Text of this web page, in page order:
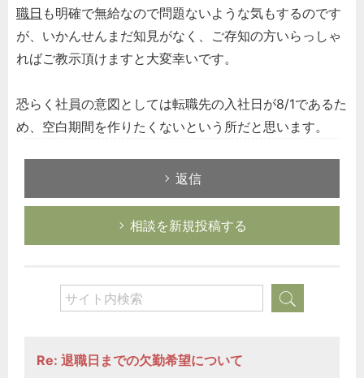
職日 も明確で無給なので問題ないような気もするのです
が、いかんせんまだ知見がなく、ご存知の方いらっしゃ
ればご教示頂けますと大変幸いです。
恐らく社員の意図としては転職先の入社日が8/1であるた
め、空白期間を作りたくないという所だと思います。
返信
相談を新規投稿する
Re: 退職日までの欠勤希望について